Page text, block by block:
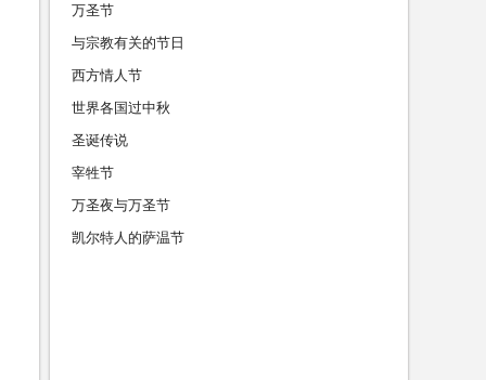
万圣节
与宗教有关的节日
西方情人节
世界各国过中秋
圣诞传说
宰牲节
万圣夜与万圣节
凯尔特人的萨温节